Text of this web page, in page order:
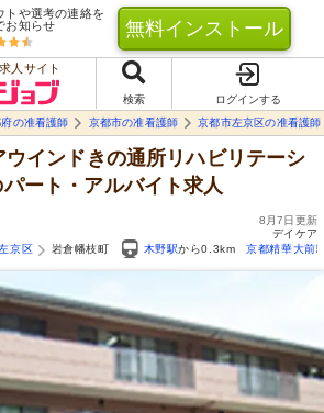
トや選考の連絡を
お知らせ
無料インストール
人サイト
検索
ログインする
の准看護師 京都市の准看護師 京都市左京区の准看護師
ウインドきの通所リハビリテーシ
ート・アルバイト求人
8月7日更新
デイケア
京区 岩倉幡枝町 木野駅から0.3km 京都精華大前